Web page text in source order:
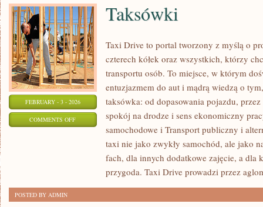
FEBRUARY - 3 - 2026
COMMENTS OFFON
Taksówki
Taxi Drive to portal tworzony z myślą o
czterech kółek oraz wszystkich, którzy
transportu osób. To miejsce, w którym
entuzjazmem do aut i mądrą wiedzą o
taksówka: od dopasowania pojazdu,
spokój na drodze i sens ekonomiczny
samochodowe i Transport publiczny i
taxi nie jako zwykły samochód, ale jako
fach, dla innych dodatkowe zajęcie, a
przygoda. Taxi Drive prowadzi przez
POSTED BY ADMIN